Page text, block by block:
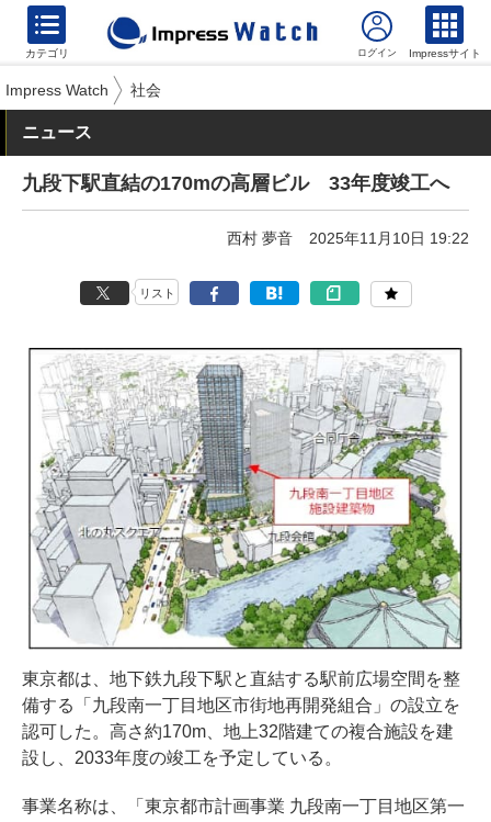
カテゴリ Impressサイト
Impress Watch 社会
ニュース
九段下駅直結の170mの高層ビル 33年度竣工へ
西村 夢音 2025年11月10日 19:22
リスト
東京都は、地下鉄九段下駅と直結する駅前広場空間を整
備する「九段南一丁目地区市街地再開発組合」の設立を
認可した。高さ約170m、地上32階建ての複合施設を建
設し、2033年度の竣工を予定している。
事業名称は、「東京都市計画事業 九段南一丁目地区第一